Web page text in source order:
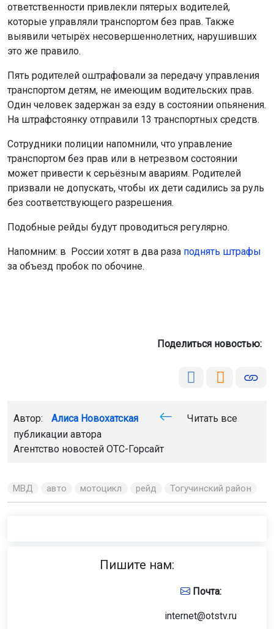
ответственности привлекли пятерых водителей,
которые управляли транспортом без прав. Также
выявили четырёх несовершеннолетних, нарушивших
это же правило.
Пять родителей оштрафовали за передачу управления
транспортом детям, не имеющим водительских прав.
Один человек задержан за езду в состоянии опьянения.
На штрафстоянку отправили 13 транспортных средств.
Сотрудники полиции напомнили, что управление
транспортом без прав или в нетрезвом состоянии
может привести к серьёзным авариям. Родителей
призвали не допускать, чтобы их дети садились за руль
без соответствующего разрешения.
Подобные рейды будут проводиться регулярно.
Напомним: в России хотят в два раза поднять штрафы
за объезд пробок по обочине.
Поделиться новостью:
Автор: Алиса Новохатская
Читать все
публикации автора
Агентство новостей ОТС-Горсайт
МВД авто мотоцикл рейд Тогучинский район
Пишите нам:
Почта:
internet@otstv.ru